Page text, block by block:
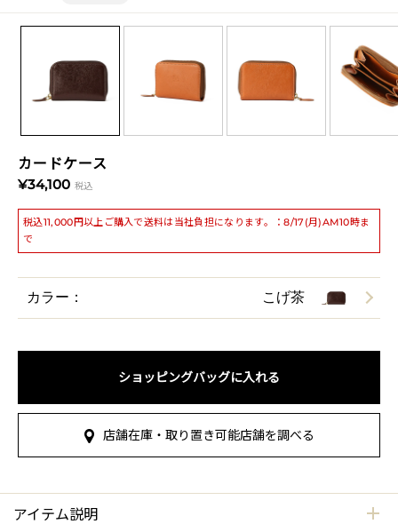
カードケース
¥34,100 税込
税込11,000円以上ご購入で送料は当社負担になります。：8/17(月)AM10時ま
で
カラー： こげ茶
ショッピングバッグに入れる
店舗在庫・取り置き可能店舗を調べる
アイテム説明